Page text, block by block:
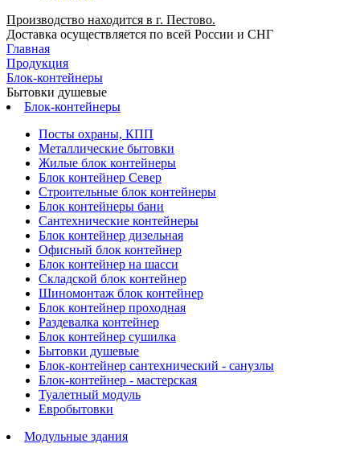
Производство находится в г. Пестово.
Доставка осуществляется по всей России и СНГ
Главная
Продукция
Блок-контейнеры
Бытовки душевые
Блок-контейнеры
Посты охраны, КПП
Металлические бытовки
Жилые блок контейнеры
Блок контейнер Север
Строительные блок контейнеры
Блок контейнеры бани
Сантехнические контейнеры
Блок контейнер дизельная
Офисный блок контейнер
Блок контейнер на шасси
Складской блок контейнер
Шиномонтаж блок контейнер
Блок контейнер проходная
Раздевалка контейнер
Блок контейнер сушилка
Бытовки душевые
Блок-контейнер сантехнический - санузлы
Блок-контейнер - мастерская
Туалетный модуль
Евробытовки
Модульные здания